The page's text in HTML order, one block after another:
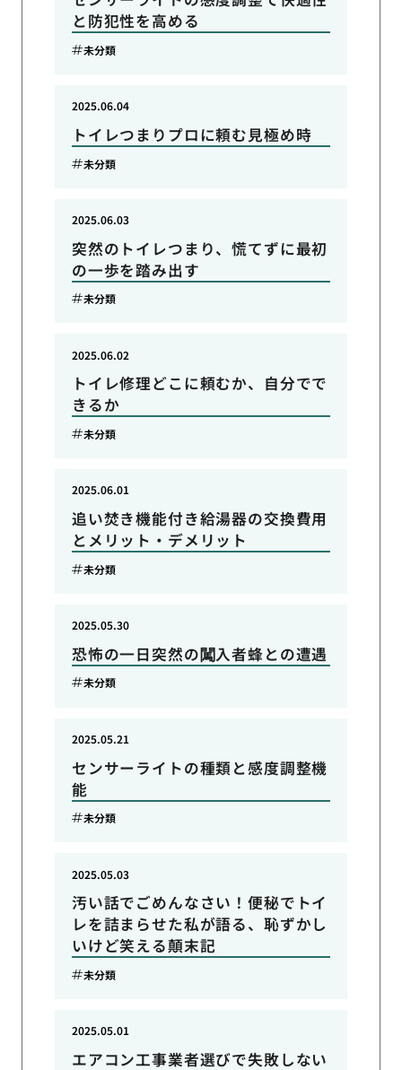
と防犯性を高める
未分類
トイレつまりプロに頼む見極め時
2025.06.04
未分類
突然のトイレつまり、慌てずに最初
の一歩を踏み出す
2025.06.03
未分類
トイレ修理どこに頼むか、自分でで
きるか
2025.06.02
未分類
追い焚き機能付き給湯器の交換費用
とメリット・デメリット
2025.06.01
未分類
恐怖の一日突然の闖入者蜂との遭遇
2025.05.30
未分類
センサーライトの種類と感度調整機
能
2025.05.21
未分類
汚い話でごめんなさい！便秘でトイ
レを詰まらせた私が語る、恥ずかし
いけど笑える顛末記
2025.05.03
未分類
エアコン工事業者選びで失敗しない
2025.05.01